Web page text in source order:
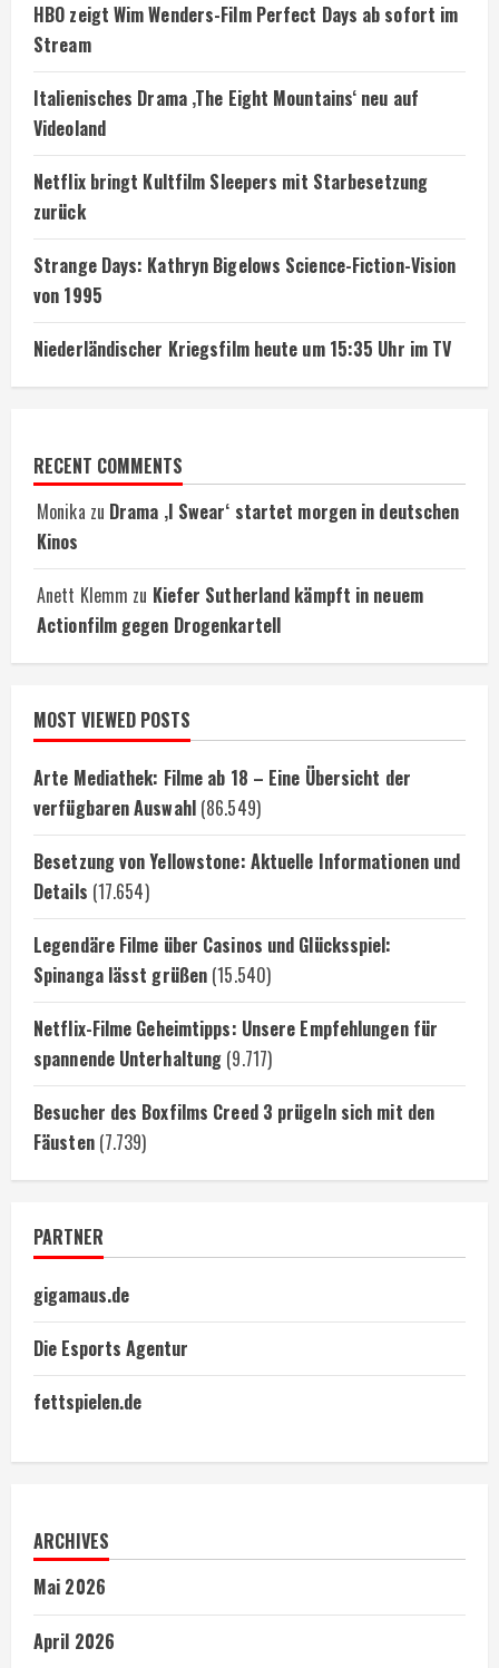
HBO zeigt Wim Wenders-Film Perfect Days ab sofort im
Stream
Italienisches Drama ‚The Eight Mountains‘ neu auf
Videoland
Netflix bringt Kultfilm Sleepers mit Starbesetzung
zurück
Strange Days: Kathryn Bigelows Science-Fiction-Vision
von 1995
Niederländischer Kriegsfilm heute um 15:35 Uhr im TV
RECENT COMMENTS
Monika zu Drama ‚I Swear‘ startet morgen in deutschen
Kinos
Anett Klemm zu Kiefer Sutherland kämpft in neuem
Actionfilm gegen Drogenkartell
MOST VIEWED POSTS
Arte Mediathek: Filme ab 18 – Eine Übersicht der
verfügbaren Auswahl (86.549)
Besetzung von Yellowstone: Aktuelle Informationen und
Details (17.654)
Legendäre Filme über Casinos und Glücksspiel:
Spinanga lässt grüßen (15.540)
Netflix-Filme Geheimtipps: Unsere Empfehlungen für
spannende Unterhaltung (9.717)
Besucher des Boxfilms Creed 3 prügeln sich mit den
Fäusten (7.739)
PARTNER
gigamaus.de
Die Esports Agentur
fettspielen.de
ARCHIVES
Mai 2026
April 2026